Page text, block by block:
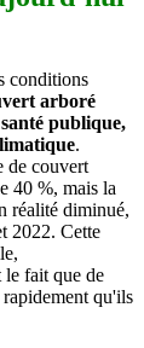
conditions
arboré
publique,
.
de couvert
40 %, mais la
réalité diminué,
2022. Cette
le fait que de
qu'ils